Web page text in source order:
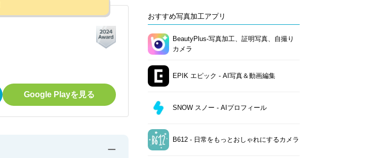
Google Playを見る
−
おすすめ写真加工アプリ
BeautyPlus-写真加工、証明写真、自撮り
カメラ
EPIK エピック - AI写真＆動画編集
SNOW スノー - AIプロフィール
B612 - 日常をもっとおしゃれにするカメラ